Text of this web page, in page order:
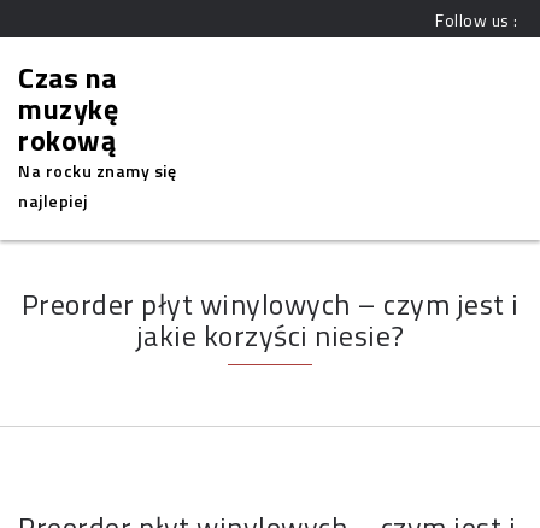
Follow us :
Czas na
muzykę
rokową
Na rocku znamy się
najlepiej
Preorder płyt winylowych – czym jest i
jakie korzyści niesie?